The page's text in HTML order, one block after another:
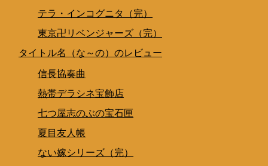
テラ・インコグニタ（完）
東京卍リベンジャーズ（完）
タイトル名（な～の）のレビュー
信長協奏曲
熱帯デラシネ宝飾店
七つ屋志のぶの宝石匣
夏目友人帳
ない嫁シリーズ（完）